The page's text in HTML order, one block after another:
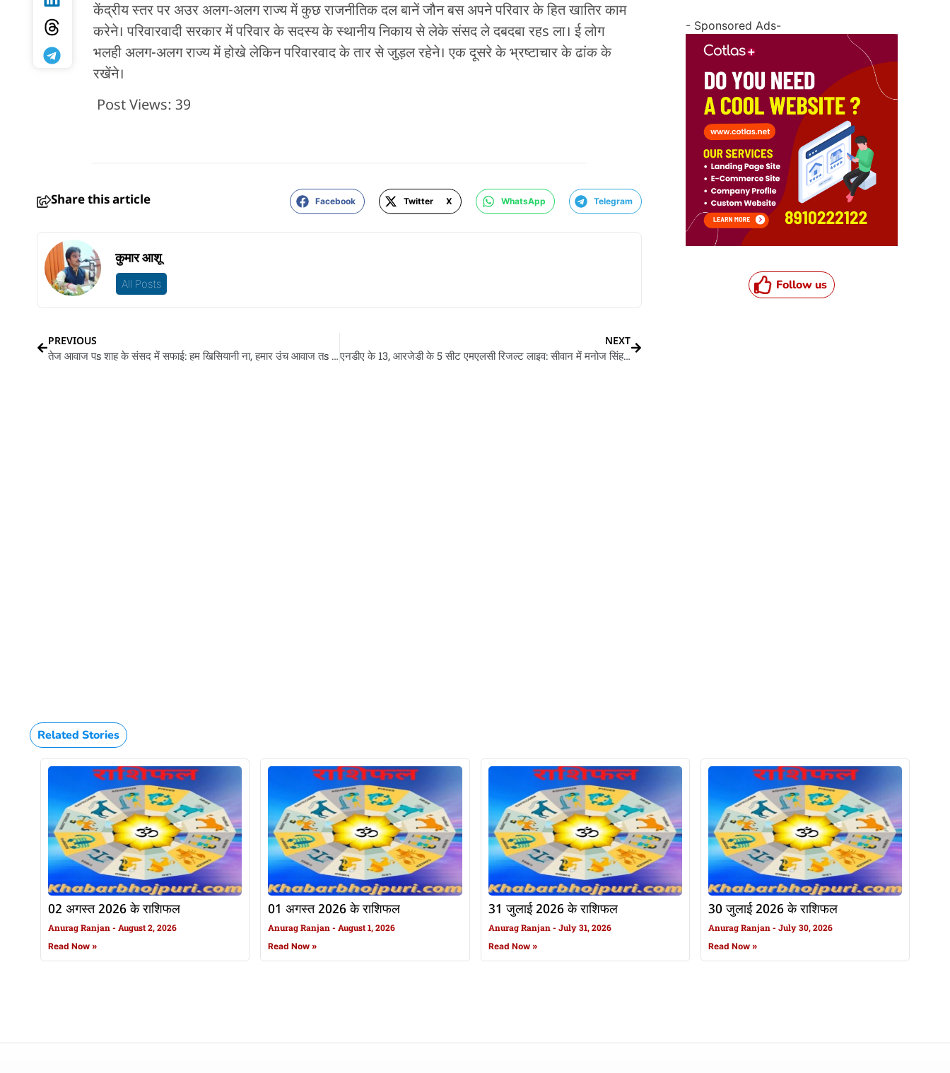
केंद्रीय स्तर पर अउर अलग-अलग राज्य में कुछ राजनीतिक दल बानें जौन बस अपने परिवार के हित खातिर काम
करेने। परिवारवादी सरकार में परिवार के सदस्य के स्थानीय निकाय से लेके संसद ले दबदबा रहs ला। ई लोग
भलही अलग-अलग राज्य में होखे लेकिन परिवारवाद के तार से जुड़ल रहेने। एक दूसरे के भ्रष्टाचार के ढांक के
रखेंने।
Post Views: 39
Share this article Facebook Twitter X WhatsApp Telegram
कुमार आशू
All Posts
PREVIOUS
तेज आवाज पs शाह के संसद में सफाई: हम खिसियानी ना, हमार उंच आवाज तs मैनुफेक्चरिंग डिफ़ेक्ट हs
NEXT
एनडीए के 13, आरजेडी के 5 सीट एमएलसी रिजल्ट लाइव: सीवान में मनोज सिंह आ रईस खान के हार
- Sponsored Ads-
Follow us
Related Stories
02 अगस्त 2026 के राशिफल
Anurag Ranjan August 2, 2026
Read Now »
01 अगस्त 2026 के राशिफल
Anurag Ranjan August 1, 2026
Read Now »
31 जुलाई 2026 के राशिफल
Anurag Ranjan July 31, 2026
Read Now »
30 जुलाई 2026 के राशिफल
Anurag Ranjan July 30, 2026
Read Now »